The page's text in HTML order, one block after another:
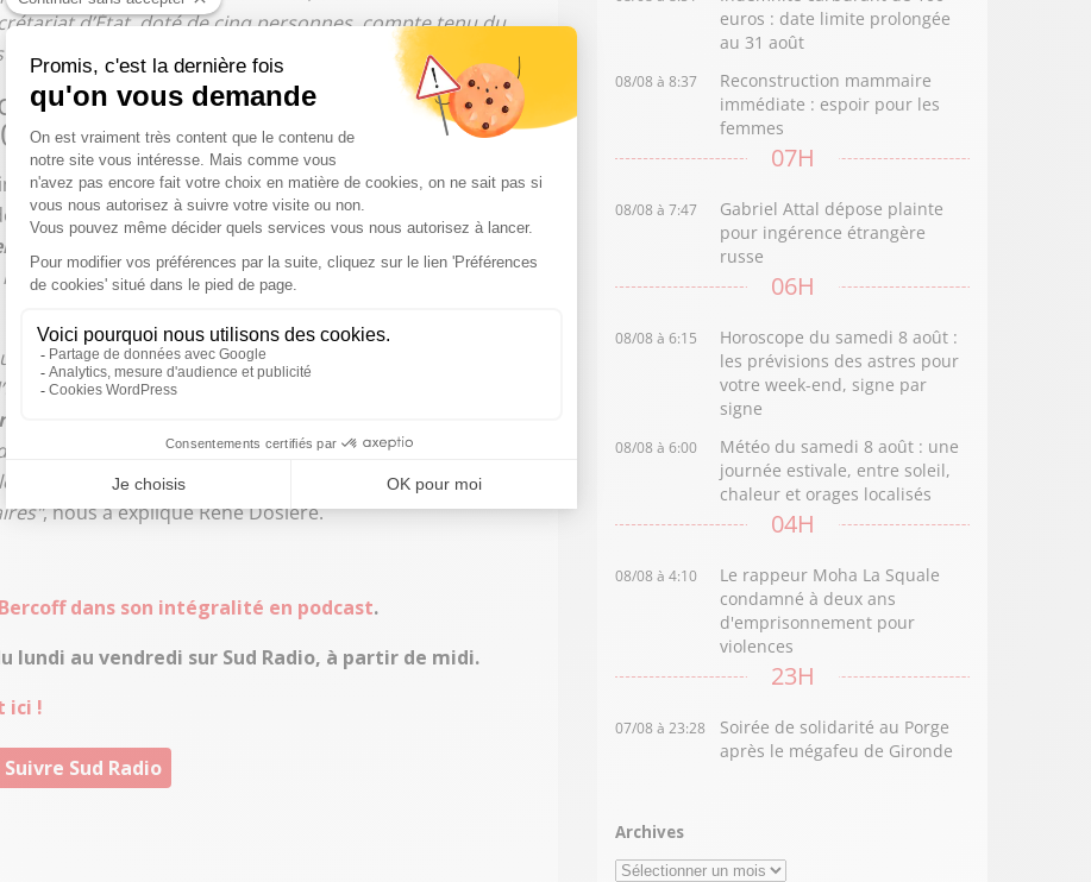
d’État, doté de cinq personnes, compte tenu du
pas ", a estimé René Dosière au micro d’André Bercoff.
salariales ont concerné une
hausses de salaires ont concerné certains
(Travail, Droits des femmes…). "
Le salaire du
augmenté de 27%, soit 1.986 euros d’augmentation.
dans la fonction publique territoriale. Là, je trouve
dans les cabinets ministériels est un effort de
dizaine d’années. À l’époque c’était un domaine
on dispose de la quasi-totalité des éléments.
se dire :
On sait comment notre argent est utilisé
gens retrouvent la confiance dans le travail que vous
, nous a expliqué René Dosière.
dans son intégralité en podcast.
lundi au vendredi sur Sud Radio, à partir de midi.
ici !
Suivre Sud Radio
euros : date limite prolongée
au 31 août
08/08 à 8:37
Reconstruction mammaire
immédiate : espoir pour les
femmes
07H
08/08 à 7:47
Gabriel Attal dépose plainte
pour ingérence étrangère
russe
06H
08/08 à 6:15
Horoscope du samedi 8 août :
les prévisions des astres pour
votre week-end, signe par
signe
08/08 à 6:00
Météo du samedi 8 août : une
journée estivale, entre soleil,
chaleur et orages localisés
04H
08/08 à 4:10
Le rappeur Moha La Squale
condamné à deux ans
d'emprisonnement pour
violences
23H
07/08 à 23:28
Soirée de solidarité au Porge
après le mégafeu de Gironde
Archives
Archives